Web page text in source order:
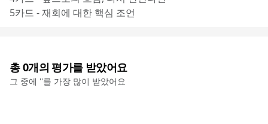
5카드 - 재회에 대한 핵심 조언
총0개의 평가를 받았어요
그 중에 ''를 가장 많이 받았어요